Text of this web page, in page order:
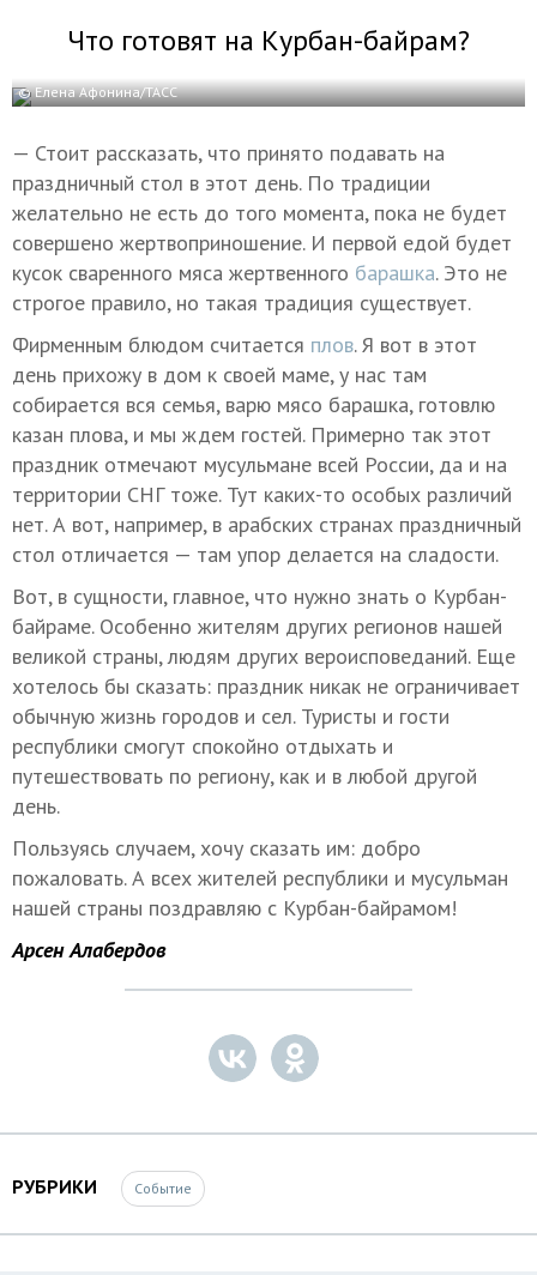
Что готовят на Курбан-байрам?
© Елена Афонина/ТАСС
— Стоит рассказать, что принято подавать на
праздничный стол в этот день. По традиции
желательно не есть до того момента, пока не будет
совершено жертвоприношение. И первой едой будет
кусок сваренного мяса жертвенного барашка. Это не
строгое правило, но такая традиция существует.
Фирменным блюдом считается плов. Я вот в этот
день прихожу в дом к своей маме, у нас там
собирается вся семья, варю мясо барашка, готовлю
казан плова, и мы ждем гостей. Примерно так этот
праздник отмечают мусульмане всей России, да и на
территории СНГ тоже. Тут каких-то особых различий
нет. А вот, например, в арабских странах праздничный
стол отличается — там упор делается на сладости.
Вот, в сущности, главное, что нужно знать о Курбан-
байраме. Особенно жителям других регионов нашей
великой страны, людям других вероисповеданий. Еще
хотелось бы сказать: праздник никак не ограничивает
обычную жизнь городов и сел. Туристы и гости
республики смогут спокойно отдыхать и
путешествовать по региону, как и в любой другой
день.
Пользуясь случаем, хочу сказать им: добро
пожаловать. А всех жителей республики и мусульман
нашей страны поздравляю с Курбан-байрамом!
Арсен Алабердов
РУБРИКИ Событие